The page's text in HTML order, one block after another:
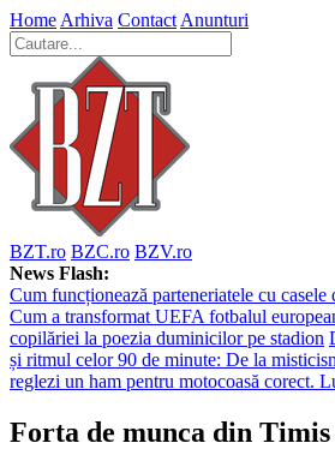
Home Arhiva Contact Anunturi
BZT.ro BZC.ro BZV.ro
News Flash:
Cum funcționează parteneriatele cu
Cum a transformat UEFA fotbalul
copilăriei la poezia duminicilor pe stadion
și ritmul celor 90 de minute: De la
reglezi un ham pentru motocoasă corect.
Forta de munca din